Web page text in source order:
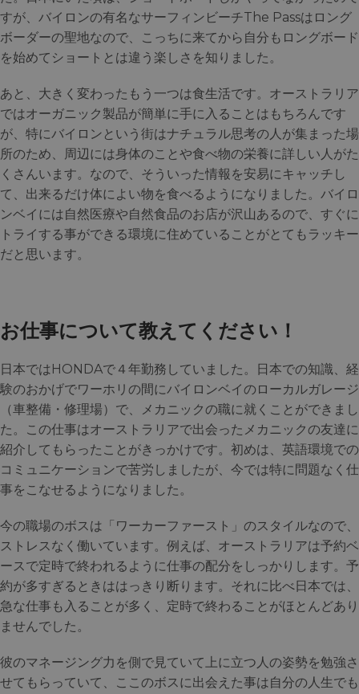
すが、バイロンの有名なサーフィンビーチThe Passはロング
ボーダーの聖地なので、こっちに来てから自分もロングボード
を始めてショートとは違う楽しさを知りました。
あと、大きく変わったもう一つは食生活です。オーストラリア
ではオーガニック製品が簡単に手に入ることはもちろんです
が、特にバイロンという街はナチュラル思考の人が集まった場
所のため、周辺には身体のことや食べ物の栄養に詳しい人がた
くさんいます。なので、そういった情報を安易にキャッチし
て、出来るだけ体によい物を食べるようになりました。バイロ
ンベイには自然医療や自然食品のお店が沢山あるので、すぐに
トライする事ができる環境に住めていることがとてもラッキー
だと思います。
お仕事について教えてください！
日本ではHONDAで４年勤務していました。日本での知識、経
験のおかげでワーホリの間にバイロンベイのローカルガレージ
（車整備・修理場）で、メカニックの職に就くことができまし
た。この仕事はオーストラリアで出会ったメカニックの友達に
紹介してもらったことがきっかけです。初めは、英語環境での
コミュニケーションで苦労しましたが、今では特に問題なく仕
事をこなせるようになりました。
今の職場のボスは「ワーカーファースト」のスタイルなので、
ストレスなく働いています。例えば、オーストラリアは予約ベ
ースで定時で終われるように仕事の配分をしっかりします。予
約が多すぎるときははっきり断ります。それに比べ日本では、
急な仕事も入ることが多く、定時で終わることがほとんどあり
ませんでした。
彼のマネージング力を側で見ていて上に立つ人の姿勢を勉強さ
せてもらっていて、ここのボスに出会えた事は自分の人生でも